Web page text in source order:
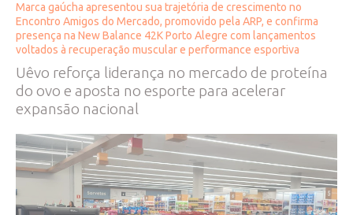
Marca gaúcha apresentou sua trajetória de crescimento no
Encontro Amigos do Mercado, promovido pela ARP, e confirma
presença na New Balance 42K Porto Alegre com lançamentos
voltados à recuperação muscular e performance esportiva
Uêvo reforça liderança no mercado de proteína
do ovo e aposta no esporte para acelerar
expansão nacional